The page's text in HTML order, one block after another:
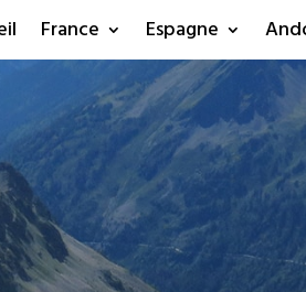
France Espagne